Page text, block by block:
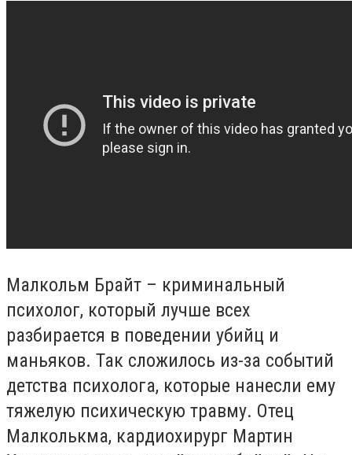
Малкольм Брайт – криминальный
психолог, который лучше всех
разбирается в поведении убийц и
маньяков. Так сложилось из-за событий
детства психолога, которые нанесли ему
тяжелую психическую травму. Отец
Малколькма, кардиохирург Мартин